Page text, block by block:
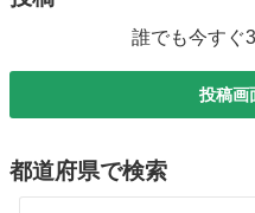
誰でも今すぐ
投稿画
都道府県で検索